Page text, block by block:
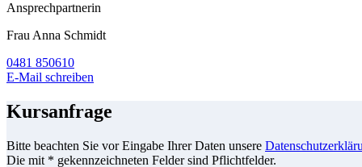
Ansprechpartnerin
Frau Anna Schmidt
0481 850610
E-Mail schreiben
Kursanfrage
Bitte beachten Sie vor Eingabe Ihrer Daten unsere
Die mit * gekennzeichneten Felder sind Pflichtfelder.